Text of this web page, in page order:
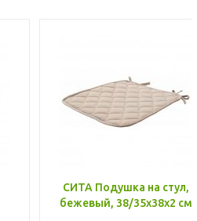
СИТА Подушка на стул,
бежевый, 38/35x38x2 см